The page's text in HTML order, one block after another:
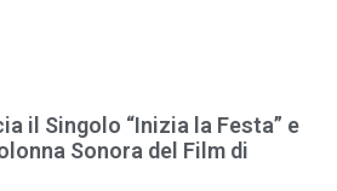
il Singolo “Inizia la Festa” e
Sonora del Film di